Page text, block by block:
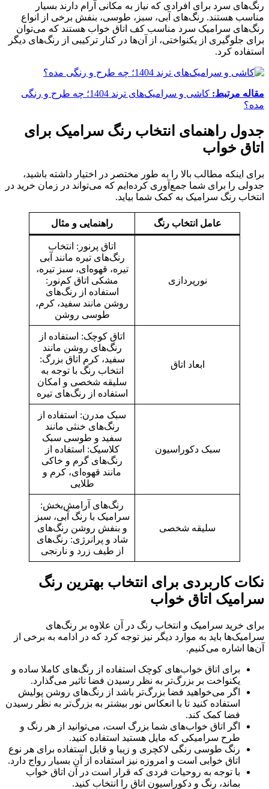
رنگ‌های سرد برای افرادی که نیاز به مکانی آرام دارند بسیار
مناسب هستند. رنگ‌های آبی، سبز، طوسی، بنفش برخی از انواع
رنگ‌های سرامیک سرد مناسب کف اتاق خواب هستند که می‌توان
برای جلوگیری از یکنواختی، از آن‌ها در کنار ترکیبی از رنگ‌های دیگر
استفاده کرد.
مقاله مرتبط:
کاشی و سرامیک‌های ترند 1404؛ چه طرح و رنگی
مده؟
جدول راهنمای انتخاب رنگ سرامیک برای
اتاق خواب
برای اینکه مطالب بالا را به طور مختصر در اختیار داشته باشید،
جدولی را برای شما جمع‌آوری کرده‌ایم که می‌تواند در زمان خرید در
انتخاب رنگ سرامیک به کمک شما بیاید.
عامل انتخاب رنگ راهنمایی و مثال
نورپردازی
اتاق پرنور: انتخاب
رنگ‌های تیره مانند آبی
تیره،‌ قهوه‌ای، سبز تیره،
مشکی اتاق کم‌نور:
استفاده از رنگ‌های
روشن مانند سفید، کرم،
طوسی روشن
ابعاد اتاق
اتاق کوچک: استفاده از
رنگ‌های روشن مانند
سفید، کرم اتاق بزرگ:
انتخاب رنگ با توجه به
سلیقه شخصی و امکان
استفاده از رنگ‌های تیره
سبک دکوراسیون
سبک مدرن: استفاده از
رنگ‌های خنثی مانند
سفید و طوسی سبک
کلاسیک: استفاده از
رنگ‌های گرم و خاکی
مانند قهوه‌ای، کرم و
طلایی
سلیقه شخصی
رنگ‌های آرامش‌بخش:
سرامیک با رنگ‌ آبی،‌ سبز
و بنفش روشن رنگ‌های
شاد و پرانرژی: رنگ‌های
از طیف زرد و نارنجی
نکات کاربردی برای انتخاب بهترین رنگ
سرامیک اتاق خواب
برای خرید سرامیک و انتخاب رنگ در آن علاوه بر رنگ‌های
سرامیک‌ها باید به موارد دیگر نیز توجه کرد که در ادامه به برخی از
آن‌‌ها اشاره می‌کنیم.
برای اتاق‌ خواب‌های کوچک استفاده از رنگ‌های کاملا ساده و
یکنواخت بر بزرگ‌تر به نظر رسیدن فضا تاثیر می‌گذارد.
اگر می‌خواهید فضا بزرگ‌تر باشد از رنگ‌های روشن پولیش
استفاده کنید تا با انعکاس نور بیشتر به بزرگ‌تر به نظر رسیدن
فضا کمک کند.
اگر اتاق خواب‌های شما بزرگ است، می‌توانید از هر رنگ و
طرح سرامیکی که مایل هستید استفاده کنید.
رنگ طوسی رنگی لاکچری و زیبا و قابل استفاده برای هر نوع
اتاق خوابی است و امروزه نیز استفاده از آن بسیار رواج دارد.
با توجه به روحیات فردی که قرار است در آن اتاق خواب
بماند، رنگ و دکوراسیون اتاق را انتخاب کنید.